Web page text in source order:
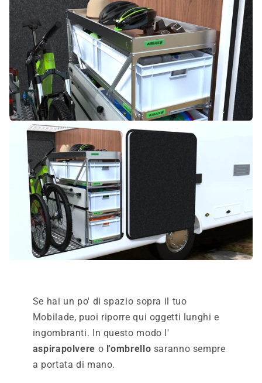
Se hai un po' di spazio sopra il tuo
Mobilade, puoi riporre qui oggetti lunghi e
ingombranti. In questo modo l'
aspirapolvere o l'ombrello saranno sempre
a portata di mano.